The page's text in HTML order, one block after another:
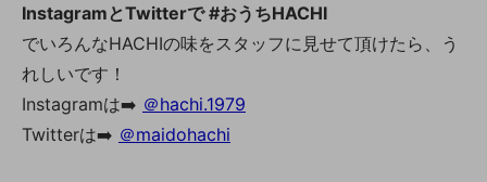
InstagramとTwitterで #おうちHACHI
でいろんなHACHIの味をスタッフに見せて頂けたら、う
れしいです！
Instagramは➡️ ＠hachi.1979
Twitterは➡️ ＠maidohachi